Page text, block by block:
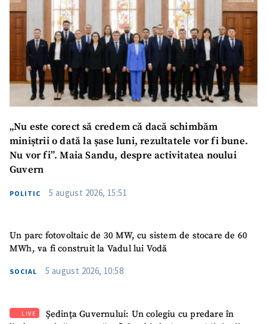
„Nu este corect să credem că dacă schimbăm
miniștrii o dată la șase luni, rezultatele vor fi bune.
Nu vor fi”. Maia Sandu, despre activitatea noului
Guvern
POLITIC 5 august 2026, 15:51
Un parc fotovoltaic de 30 MW, cu sistem de stocare de 60
MWh, va fi construit la Vadul lui Vodă
SOCIAL 5 august 2026, 10:58
LIVE
Ședința Guvernului: Un colegiu cu predare în